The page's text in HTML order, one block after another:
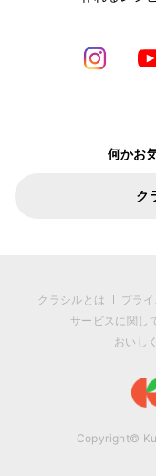
何かお
ク
クラシルとは プラ
サービスに関し
おいし
Copyright©